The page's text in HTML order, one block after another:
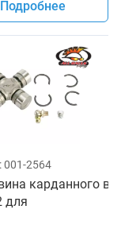
Подробнее
001-2564
карданного
для